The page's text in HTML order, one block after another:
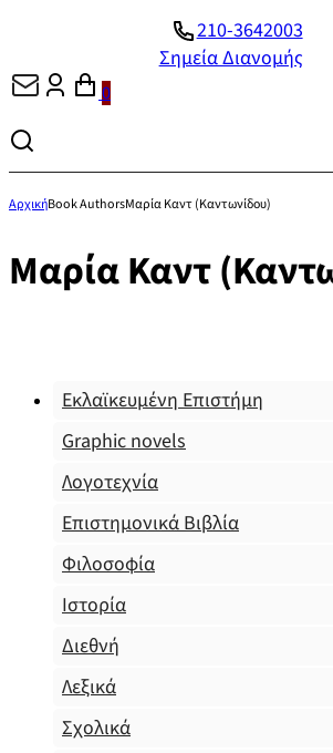
210-3642003
Σημεία Διανομής
0
ΑρχικήBook AuthorsΜαρία Καντ (Καντωνίδου)
Μαρία Καντ
Εκλαϊκευμένη Επιστήμη
Graphic novels
Λογοτεχνία
Επιστημονικά Βιβλία
Φιλοσοφία
Ιστορία
Διεθνή
Λεξικά
Σχολικά